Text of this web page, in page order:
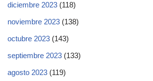
diciembre 2023 (118)
noviembre 2023 (138)
octubre 2023 (143)
septiembre 2023 (133)
agosto 2023 (119)